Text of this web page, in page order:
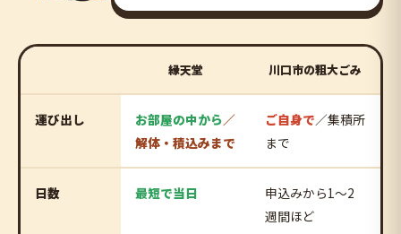
縁天堂 川口市の粗大ごみ
運び出し お部屋の中から／
解体・積込みまで
ご自身で／集積所
まで
日数 最短で当日
申込みから1〜2
週間ほど